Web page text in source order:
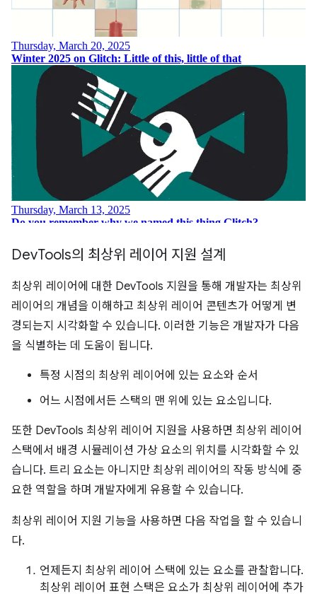
DevTools의 최상위 레이어 지원 설계
최상위 레이어에 대한 DevTools 지원을 통해 개발자는 최상위
레이어의 개념을 이해하고 최상위 레이어 콘텐츠가 어떻게 변
경되는지 시각화할 수 있습니다. 이러한 기능은 개발자가 다음
을 식별하는 데 도움이 됩니다.
특정 시점의 최상위 레이어에 있는 요소와 순서
어느 시점에서든 스택의 맨 위에 있는 요소입니다.
또한 DevTools 최상위 레이어 지원을 사용하면 최상위 레이어
스택에서 배경 시뮬레이션 가상 요소의 위치를 시각화할 수 있
습니다. 트리 요소는 아니지만 최상위 레이어의 작동 방식에 중
요한 역할을 하며 개발자에게 유용할 수 있습니다.
최상위 레이어 지원 기능을 사용하면 다음 작업을 할 수 있습니
다.
언제든지 최상위 레이어 스택에 있는 요소를 관찰합니다.
최상위 레이어 표현 스택은 요소가 최상위 레이어에 추가